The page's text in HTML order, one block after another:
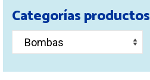
Categorías productos